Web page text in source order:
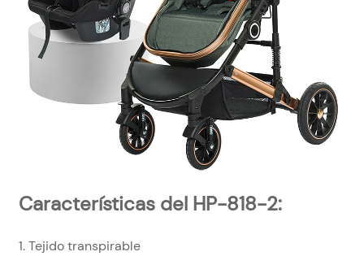
Características del HP-818-2:
1. Tejido transpirable